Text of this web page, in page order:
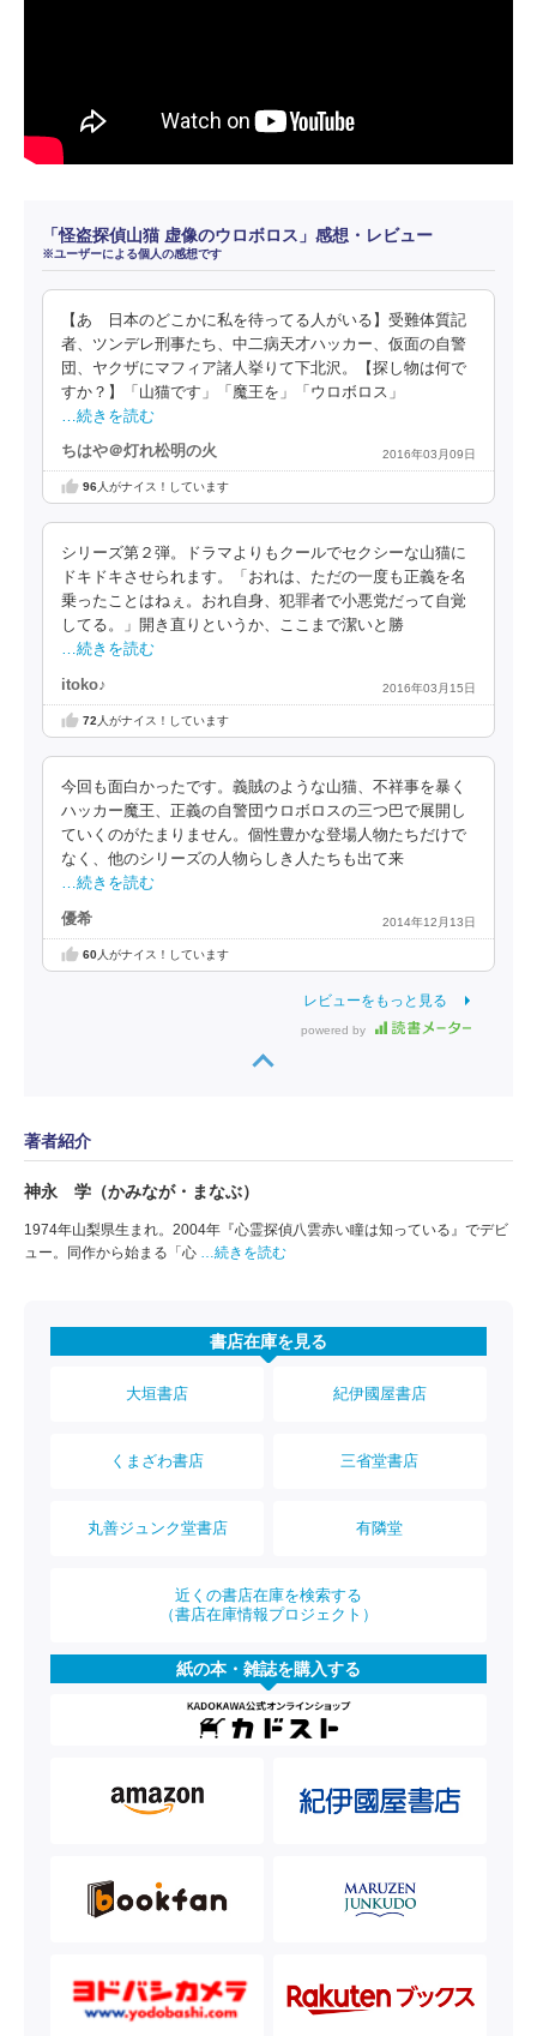
「怪盗探偵山猫 虚像のウロボロス」感想・レビュー
※ユーザーによる個人の感想です
【あゝ日本のどこかに私を待ってる人がいる】受難体質記
者、ツンデレ刑事たち、中二病天才ハッカー、仮面の自警
団、ヤクザにマフィア諸人挙りて下北沢。【探し物は何で
すか？】「山猫です」「魔王を」「ウロボロス」
…続きを読む
ちはや＠灯れ松明の火 2016年03月09日
96人がナイス！しています
シリーズ第２弾。ドラマよりもクールでセクシーな山猫に
ドキドキさせられます。「おれは、ただの一度も正義を名
乗ったことはねぇ。おれ自身、犯罪者で小悪党だって自覚
してる。」開き直りというか、ここまで潔いと勝
…続きを読む
itoko♪ 2016年03月15日
72 人がナイス！しています
今回も面白かったです。義賊のような山猫、不祥事を暴く
ハッカー魔王、正義の自警団ウロボロスの三つ巴で展開し
ていくのがたまりません。個性豊かな登場人物たちだけで
なく、他のシリーズの人物らしき人たちも出て来
…続きを読む
優希 2014年12月13日
60人がナイス！しています
レビューをもっと見る
powered by
著者紹介
神永 学（かみなが・まなぶ）
1974年山梨県生まれ。2004年『心霊探偵八雲赤い瞳は知っている』でデビ
ュー。同作から始まる「心
…続きを読む
書店在庫を見る
大垣書店 紀伊國屋書店
くまざわ書店 三省堂書店
丸善ジュンク堂書店 有隣堂
近くの書店在庫を検索する
（書店在庫情報プロジェクト）
紙の本・雑誌を購入する